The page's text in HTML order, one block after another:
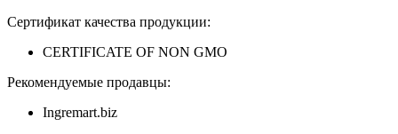
Сертификат качества продукции:
CERTIFICATE OF NON GMO
Рекомендуемые продавцы:
Ingremart.biz